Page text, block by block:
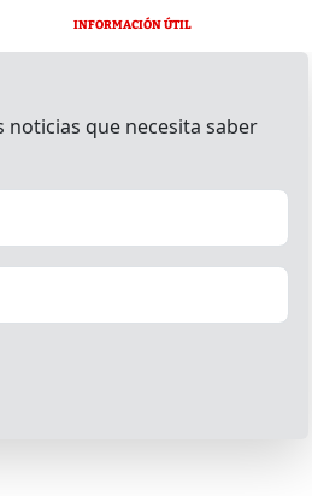
INFORMACIÓN ÚTIL